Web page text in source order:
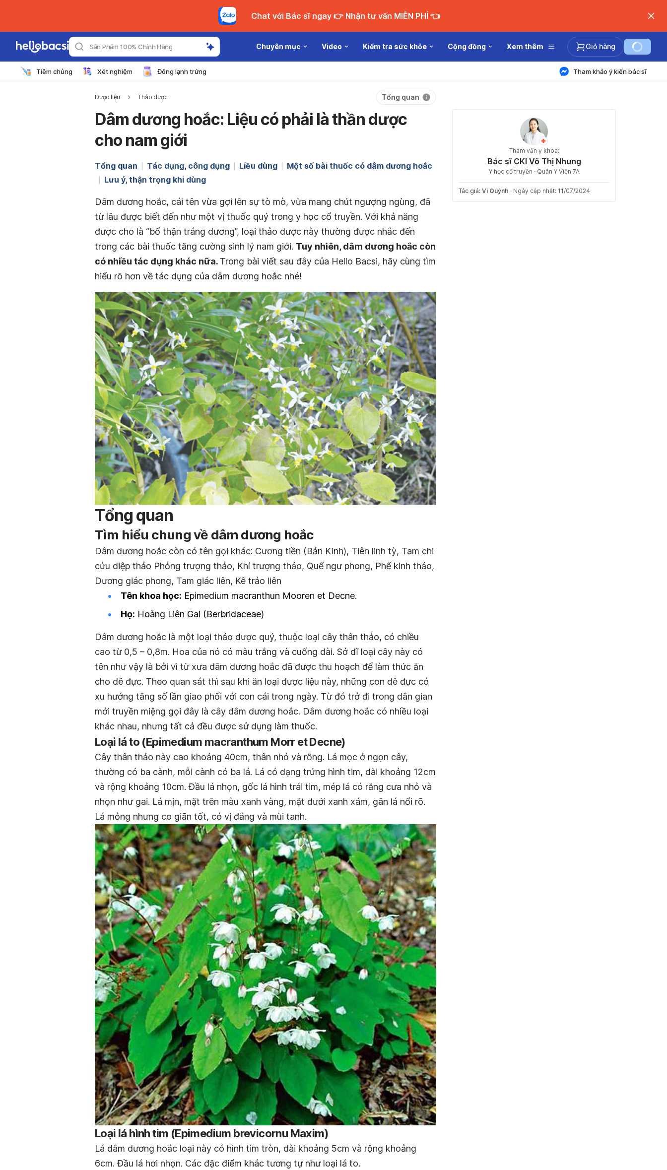
Chat với Bác sĩ ngay 👉 Nhận tư vấn MIỄN PHÍ 👈
Sản Phẩm 100% Chính Hãng Chuyên mục Video Kiểm tra sức khỏe Cộng đồng Xem thêm Giỏ hàng
Tiêm chủng Xét nghiệm Đông lạnh trứng Tham khảo ý kiến bác sĩ
Dược liệu Thảo dược Tổng quan
Dâm dương hoắc: Liệu có phải là thần dược
cho nam giới
Tổng quan Tác dụng, công dụng Liều dùng
Một số bài thuốc có dâm dương hoắc
Lưu ý, thận trọng khi dùng
Dâm dương hoắc, cái tên vừa gợi lên sự tò mò, vừa mang chút ngượng ngùng, đã
từ lâu được biết đến như một vị thuốc quý trong y học cổ truyền. Với khả năng
được cho là “bổ thận tráng dương”, loại thảo dược này thường được nhắc đến
trong các bài thuốc tăng cường sinh lý nam giới. Tuy nhiên, dâm dương hoắc còn
có nhiều tác dụng khác nữa. Trong bài viết sau đây của Hello Bacsi, hãy cùng tìm
hiểu rõ hơn về tác dụng của dâm dương hoắc nhé!
Tổng quan
Tìm hiểu chung về dâm dương hoắc
Dâm dương hoắc còn có tên gọi khác: Cương tiền (Bản Kinh), Tiên linh tỳ, Tam chi
cửu diệp thảo Phỏng trượng thảo, Khí trượng thảo, Quế ngư phong, Phế kinh thảo,
Dương giác phong, Tam giác liên, Kê trảo liên
Tên khoa học: Epimedium macranthun Mooren et Decne.
Họ: Hoàng Liên Gai (Berbridaceae)
Dâm dương hoắc là một loại thảo dược quý, thuộc loại cây thân thảo, có chiều
cao từ 0,5 – 0,8m. Hoa của nó có màu trắng và cuống dài. Sở dĩ loại cây này có
tên như vậy là bởi vì từ xưa dâm dương hoắc đã được thu hoạch để làm thức ăn
cho dê đực. Theo quan sát thì sau khi ăn loại dược liệu này, những con dê đực có
xu hướng tăng số lần giao phối với con cái trong ngày. Từ đó trở đi trong dân gian
mới truyền miệng gọi đây là cây dâm dương hoắc. Dâm dương hoắc có nhiều loại
khác nhau, nhưng tất cả đều được sử dụng làm thuốc.
Loại lá to (Epimedium macranthum Morr et Decne)
Cây thân thảo này cao khoảng 40cm, thân nhỏ và rỗng. Lá mọc ở ngọn cây,
thường có ba cành, mỗi cành có ba lá. Lá có dạng trứng hình tim, dài khoảng 12cm
và rộng khoảng 10cm. Đầu lá nhọn, gốc lá hình trái tim, mép lá có răng cưa nhỏ và
nhọn như gai. Lá mịn, mặt trên màu xanh vàng, mặt dưới xanh xám, gân lá nổi rõ.
Lá mỏng nhưng co giãn tốt, có vị đắng và mùi tanh.
Loại lá hình tim (Epimedium brevicornu Maxim)
Lá dâm dương hoắc loại này có hình tim tròn, dài khoảng 5cm và rộng khoảng
6cm. Đầu lá hơi nhọn. Các đặc điểm khác tương tự như loại lá to.
Tham vấn y khoa:
Bác sĩ CKI Võ Thị Nhung
Y học cổ truyền · Quân Y Viện 7A
Tác giả: Vi Quỳnh · Ngày cập nhật: 11/07/2024